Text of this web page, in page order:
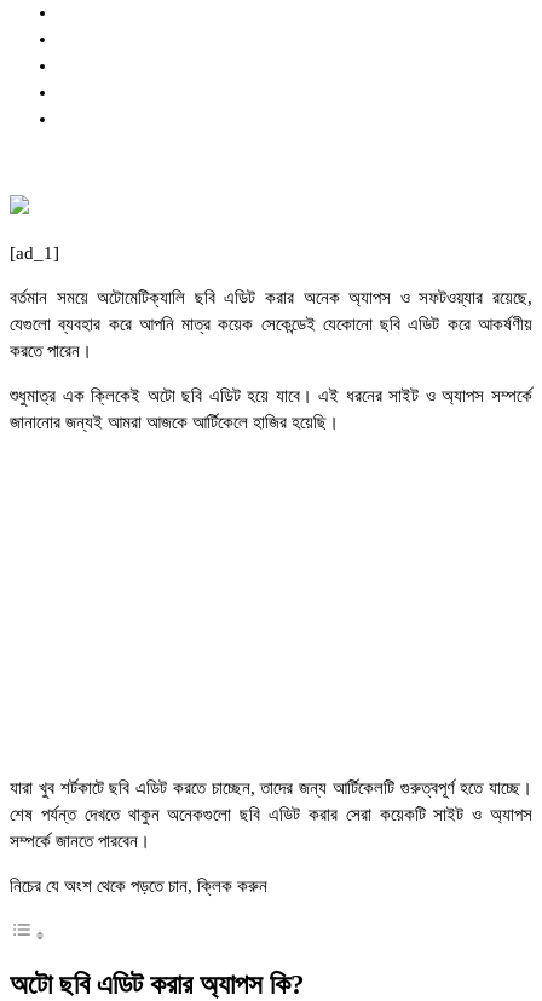
[ad_1]
বর্তমান সময়ে অটোমেটিক্যালি ছবি এডিট করার অনেক অ্যাপস ও সফটওয়্যার রয়েছে,
যেগুলো ব্যবহার করে আপনি মাত্র কয়েক সেকেন্ডেই যেকোনো ছবি এডিট করে আকর্ষণীয়
করতে পারেন।
শুধুমাত্র এক ক্লিকেই অটো ছবি এডিট হয়ে যাবে। এই ধরনের সাইট ও অ্যাপস সম্পর্কে
জানানোর জন্যই আমরা আজকে আর্টিকেলে হাজির হয়েছি।
যারা খুব শর্টকাটে ছবি এডিট করতে চাচ্ছেন, তাদের জন্য আর্টিকেলটি গুরুত্বপূর্ণ হতে যাচ্ছে।
শেষ পর্যন্ত দেখতে থাকুন অনেকগুলো ছবি এডিট করার সেরা কয়েকটি সাইট ও অ্যাপস
সম্পর্কে জানতে পারবেন।
নিচের যে অংশ থেকে পড়তে চান, ক্লিক করুন
অটো ছবি এডিট করার অ্যাপস কি?